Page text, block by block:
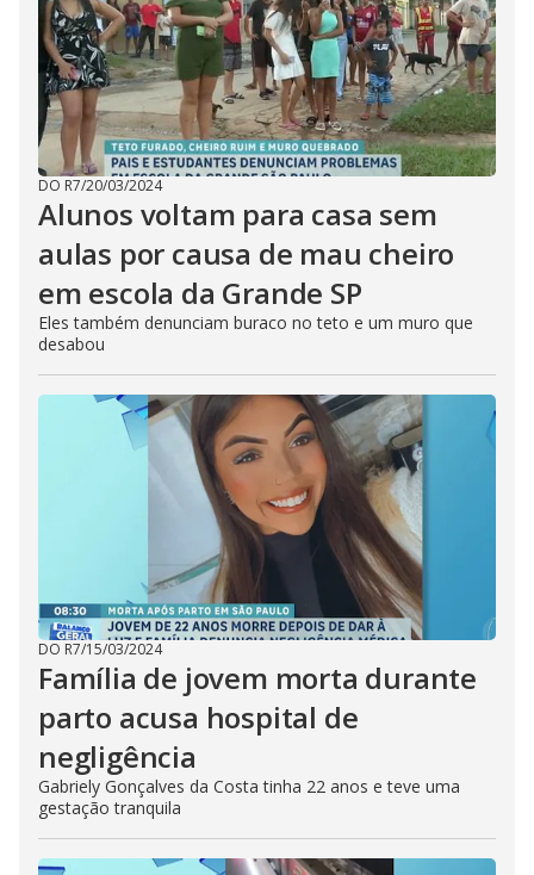
DO R7/20/03/2024
Alunos voltam para casa sem
aulas por causa de mau cheiro
em escola da Grande SP
Eles também denunciam buraco no teto e um muro que
desabou
DO R7/15/03/2024
Família de jovem morta durante
parto acusa hospital de
negligência
Gabriely Gonçalves da Costa tinha 22 anos e teve uma
gestação tranquila